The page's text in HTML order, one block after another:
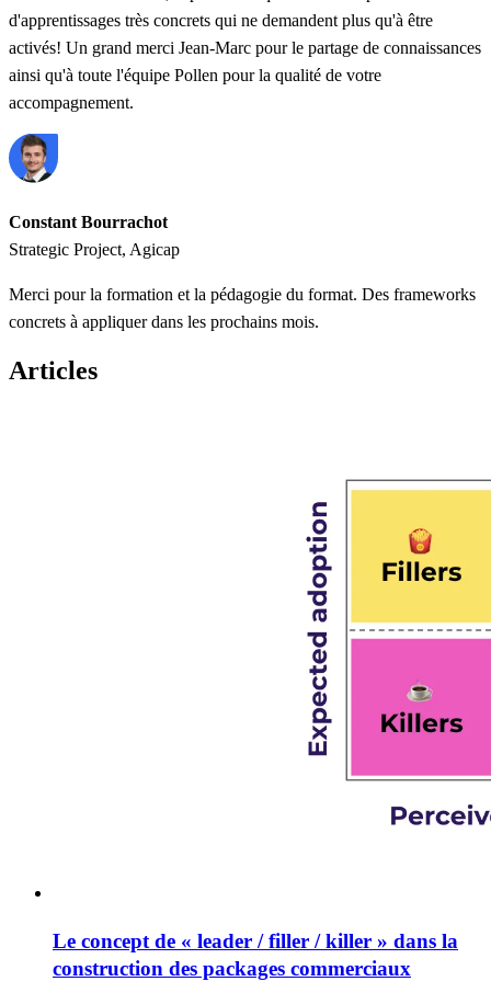
d'apprentissages très concrets qui ne demandent plus qu'à être
activés! Un grand merci Jean-Marc pour le partage de connaissances
ainsi qu'à toute l'équipe Pollen pour la qualité de votre
accompagnement.
Constant Bourrachot
Strategic Project, Agicap
Merci pour la formation et la pédagogie du format. Des frameworks
concrets à appliquer dans les prochains mois.
Articles
Le concept de « leader / filler / killer » dans la
construction des packages commerciaux